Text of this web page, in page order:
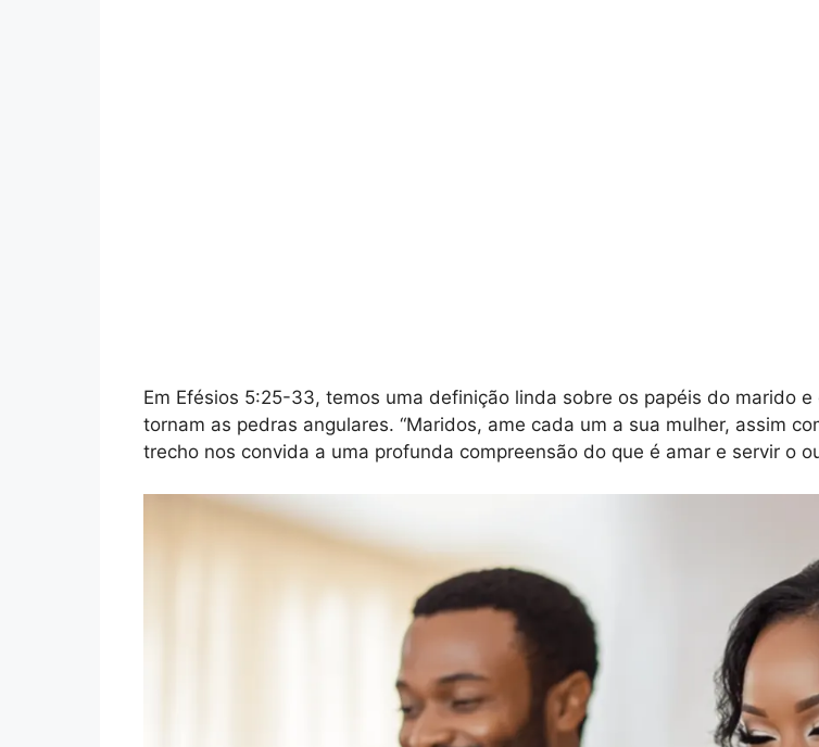
Em Efésios 5:25-33, temos uma definição linda sobre os papéis do marido
tornam as pedras angulares. “Maridos, ame cada um a sua mulher, assim
trecho nos convida a uma profunda compreensão do que é amar e servir o